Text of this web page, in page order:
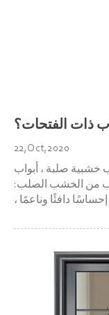
ذات الفتحات؟
22,Oct,2020
أبواب خشبية صلبة ، أبواب
مركبة ، أبواب مصبوبة ، إلخ. باب من الخشب الصلب:
دافئًا وناعمًا ،